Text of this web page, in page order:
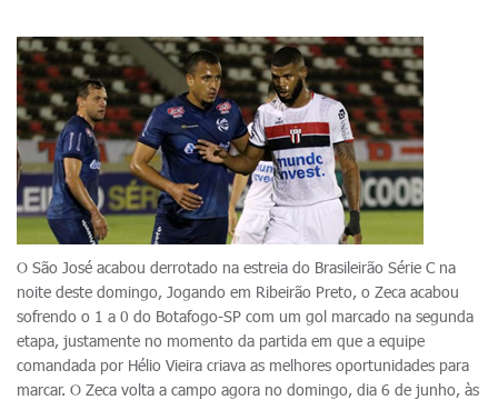
O São José acabou derrotado na estreia do Brasileirão Série C na
noite deste domingo, Jogando em Ribeirão Preto, o Zeca acabou
sofrendo o 1 a 0 do Botafogo-SP com um gol marcado na segunda
etapa, justamente no momento da partida em que a equipe
comandada por Hélio Vieira criava as melhores oportunidades para
marcar. O Zeca volta a campo agora no domingo, dia 6 de junho, às